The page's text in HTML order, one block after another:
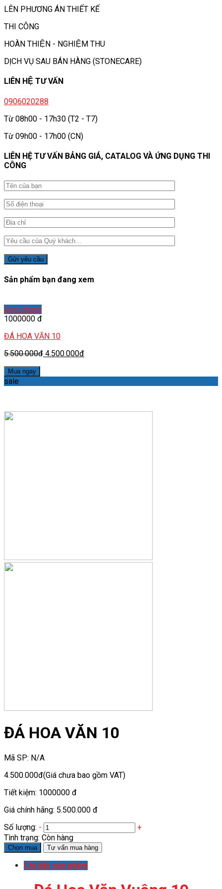
LÊN PHƯƠNG ÁN THIẾT KẾ
THI CÔNG
HOÀN THIỆN - NGHIỆM THU
DỊCH VỤ SAU BÁN HÀNG (STONECARE)
LIÊN HỆ TƯ VẤN
0906020288
Từ 08h00 - 17h30 (T2 - T7)
Từ 09h00 - 17h00 (CN)
LIÊN HỆ TƯ VẤN BẢNG GIÁ, CATALOG VÀ ỨNG DỤNG THI
CÔNG
Sản phẩm bạn đang xem
Xem nhanh
1000000 đ
ĐÁ HOA VĂN 10
5.500.000đ 4.500.000đ
Mua ngay
sale
ĐÁ HOA VĂN 10
Mã SP: N/A
4.500.000đ(Giá chưa bao gồm VAT)
Tiết kiệm: 1000000 đ
Giá chính hãng: 5.500.000 đ
Số lượng: -
+
Tình trạng: Còn hàng
Chọn mua Tư vấn mua hàng
Chi tiết sản phẩm